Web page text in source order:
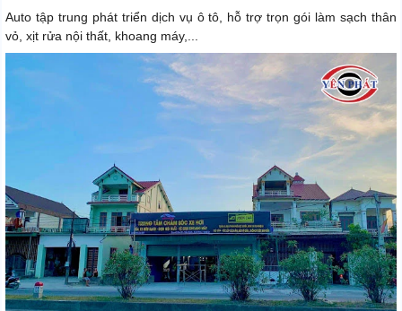
Auto tập trung phát triển dịch vụ ô tô, hỗ trợ trọn gói làm sạch thân
vỏ, xịt rửa nội thất, khoang máy,...